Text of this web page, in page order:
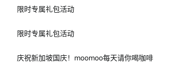
限时专属礼包活动
限时专属礼包活动
庆祝新加坡国庆！moomoo每天请你喝咖啡